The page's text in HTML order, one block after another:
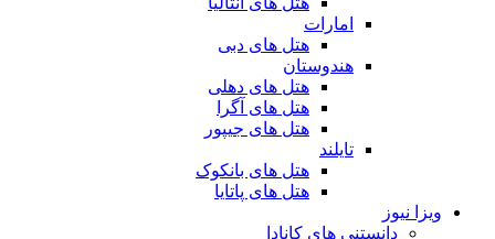
امارات
هتل های دبی
هندوستان
هتل های دهلی
هتل های آگرا
هتل های جیپور
تایلند
هتل های بانکوک
هتل های پاتایا
ویزا نیوز
دانستنی های کانادا